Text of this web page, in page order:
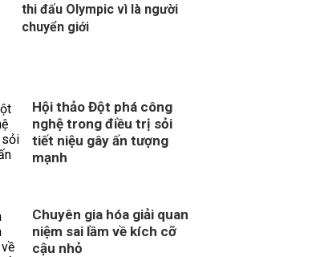
thi đấu Olympic vì là người
chuyển giới
Hội thảo Đột phá công
nghệ trong điều trị sỏi
tiết niệu gây ấn tượng
mạnh
Chuyên gia hóa giải quan
niệm sai lầm về kích cỡ
cậu nhỏ